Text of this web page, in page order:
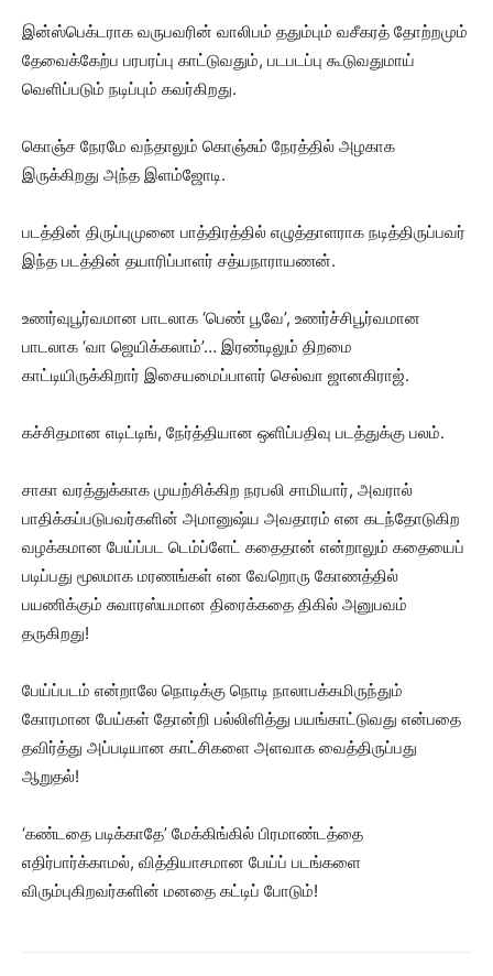
இன்ஸ்பெக்டராக வருபவரின் வாலிபம் ததும்பும் வசீகரத் தோற்றமும்
தேவைக்கேற்ப பரபரப்பு காட்டுவதும், படபடப்பு கூடுவதுமாய்
வெளிப்படும் நடிப்பும் கவர்கிறது.
கொஞ்ச நேரமே வந்தாலும் கொஞ்சும் நேரத்தில் அழகாக
இருக்கிறது அந்த இளம்ஜோடி.
படத்தின் திருப்புமுனை பாத்திரத்தில் எழுத்தாளராக நடித்திருப்பவர்
இந்த படத்தின் தயாரிப்பாளர் சத்யநாராயணன்.
உணர்வுபூர்வமான பாடலாக ‘பெண் பூவே’, உணர்ச்சிபூர்வமான
பாடலாக ‘வா ஜெயிக்கலாம்’… இரண்டிலும் திறமை
காட்டியிருக்கிறார் இசையமைப்பாளர் செல்வா ஜானகிராஜ்.
கச்சிதமான எடிட்டிங், நேர்த்தியான ஒளிப்பதிவு படத்துக்கு பலம்.
சாகா வரத்துக்காக முயற்சிக்கிற நரபலி சாமியார், அவரால்
பாதிக்கப்படுபவர்களின் அமானுஷ்ய அவதாரம் என கடந்தோடுகிற
வழக்கமான பேய்ப்பட டெம்ப்ளேட் கதைதான் என்றாலும் கதையைப்
படிப்பது மூலமாக மரணங்கள் என வேறொரு கோணத்தில்
பயணிக்கும் சுவாரஸ்யமான திரைக்கதை திகில் அனுபவம்
தருகிறது!
பேய்ப்படம் என்றாலே நொடிக்கு நொடி நாலாபக்கமிருந்தும்
கோரமான பேய்கள் தோன்றி பல்லிளித்து பயங்காட்டுவது என்பதை
தவிர்த்து அப்படியான காட்சிகளை அளவாக வைத்திருப்பது
ஆறுதல்!
‘கண்டதை படிக்காதே’ மேக்கிங்கில் பிரமாண்டத்தை
எதிர்பார்க்காமல், வித்தியாசமான பேய்ப் படங்களை
விரும்புகிறவர்களின் மனதை கட்டிப் போடும்!